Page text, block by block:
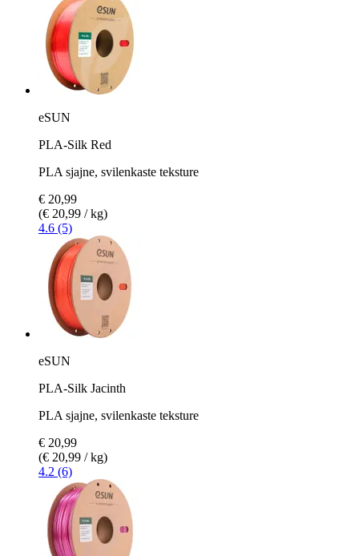
eSUN
PLA-Silk Red
PLA sjajne, svilenkaste teksture
€ 20,99
(€ 20,99 / kg)
4.6 (5)
eSUN
PLA-Silk Jacinth
PLA sjajne, svilenkaste teksture
€ 20,99
(€ 20,99 / kg)
4.2 (6)